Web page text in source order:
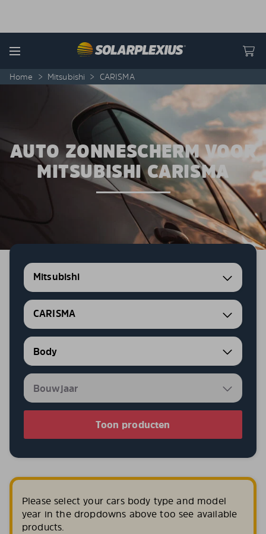
Menu
Home > Mitsubishi > CARISMA
AUTO ZONNESCHERM VOOR
MITSUBISHI CARISMA
Mitsubishi
CARISMA
Toon producten
Please select your cars body type and model
year in the dropdowns above too see available
products.